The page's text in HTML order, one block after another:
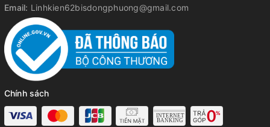
Email: Linhkien62bisdongphuong@gmail.com
Chính sách